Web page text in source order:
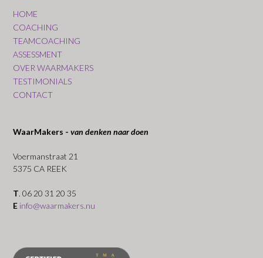
HOME
COACHING
TEAMCOACHING
ASSESSMENT
OVER WAARMAKERS
TESTIMONIALS
CONTACT
WaarMakers - van denken naar doen
Voermanstraat 21
5375 CA REEK
T. 06 20 31 20 35
E info@waarmakers.nu